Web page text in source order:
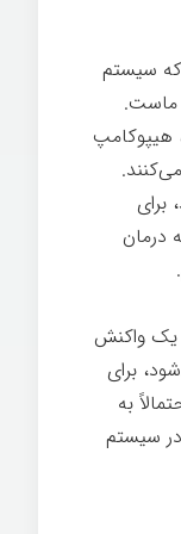
که سیستم
ماست.
هیپوکامپ
برای
درمان
یک واکنش
برای
به
سیستم